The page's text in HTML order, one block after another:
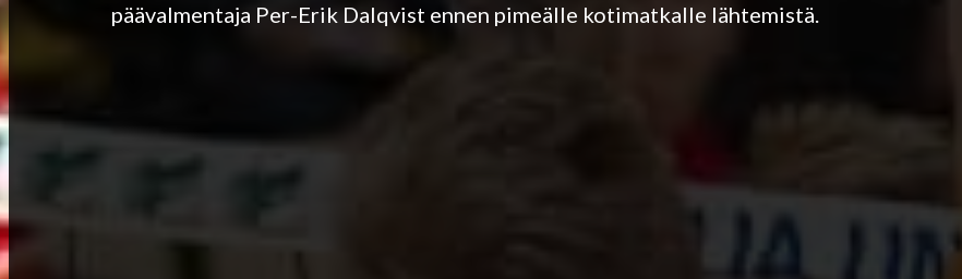
päävalmentaja Per-Erik Dalqvist ennen pimeälle kotimatkalle lähtemistä.